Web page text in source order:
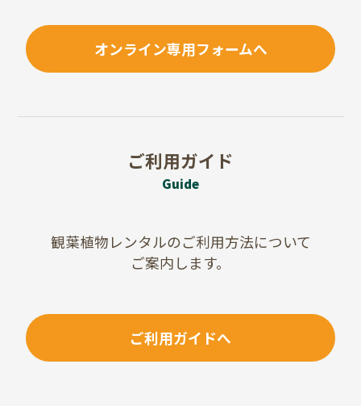
オンライン専用フォームへ
ご利用ガイド
Guide
観葉植物レンタルのご利用方法について
ご案内します。
ご利用ガイドへ